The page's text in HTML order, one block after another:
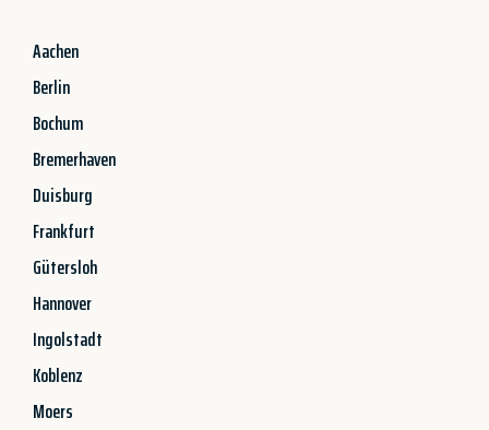
Aachen
Berlin
Bochum
Bremerhaven
Duisburg
Frankfurt
Gütersloh
Hannover
Ingolstadt
Koblenz
Moers